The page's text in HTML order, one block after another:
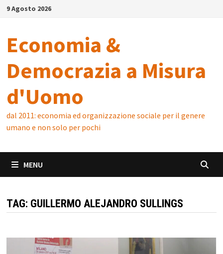
Skip9 Agosto 2026
Economia &
Democrazia a Misura
d'Uomo
dal 2011: economia ed organizzazione sociale per il genere
umano e non solo per pochi
MENU
TAG: GUILLERMO ALEJANDRO SULLINGS